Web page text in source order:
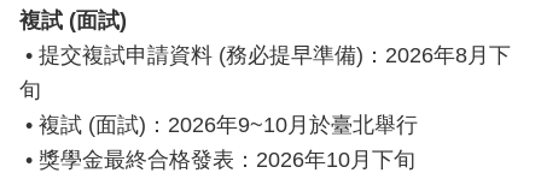
複試 (面試)
• 提交複試申請資料 (務必提早準備)：2026年8月下
旬
• 複試 (面試)：2026年9~10月於臺北舉行
• 獎學金最終合格發表：2026年10月下旬